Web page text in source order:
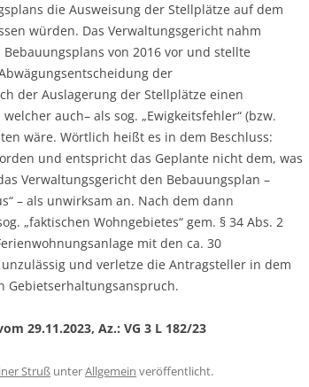
die Ausweisung der Stellplätze auf dem
würden. Das Verwaltungsgericht nahm
von 2016 vor und stellte
der
der Auslagerung der Stellplätze einen
auch– als sog. „Ewigkeitsfehler“ (bzw.
wäre. Wörtlich heißt es in dem Beschluss:
und entspricht das Geplante nicht dem, was
Verwaltungsgericht den Bebauungsplan –
– als unwirksam an. Nach dem dann
„faktischen Wohngebietes“ gem. § 34 Abs. 2
mit den ca. 30
und verletze die Antragsteller in dem
Gebietserhaltungsanspruch.
29.11.2023, Az.: VG 3 L 182/23
Struß unterAllgemein veröffentlicht.